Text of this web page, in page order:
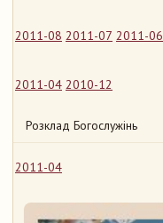
2011-08 2011-07 2011-06
2011-04 2010-12
Розклад Богослужінь
2011-04